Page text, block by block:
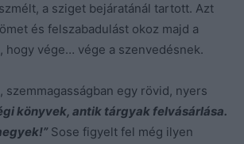
a sziget bejáratánál tartott. Azt
és felszabadulást okoz majd a
hogy vége… vége a szenvedésnek.
szemmagasságban egy rövid, nyers
könyvek, antik tárgyak felvásárlása.
Sose figyelt fel még ilyen